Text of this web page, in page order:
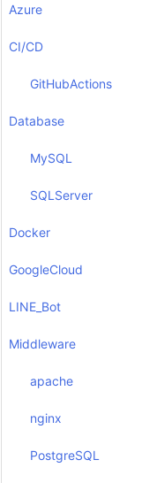
Azure
CI/CD
GitHubActions
Database
MySQL
SQLServer
Docker
GoogleCloud
LINE_Bot
Middleware
apache
nginx
PostgreSQL